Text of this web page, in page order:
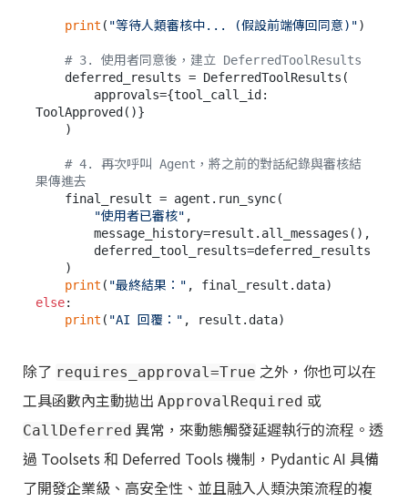
print ( "等待人類審核中... (假設前端傳回同意)")
# 3. 使用者同意後，建立 DeferredToolResults
ToolApproved()}
# 4. 再次呼叫 Agent，將之前的對話紀錄與審核結
果傳進去
"使用者已審核" ,
print ( "最終結果："
else:
print ( "AI 回覆："
除了 requires_approval=True 之外，你也可以在
工具函數內主動拋出 ApprovalRequired 或
CallDeferred 異常，來動態觸發延遲執行的流程。透
過 Toolsets 和 Deferred Tools 機制，Pydantic AI 具備
了開發企業級、高安全性、並且融入人類決策流程的複